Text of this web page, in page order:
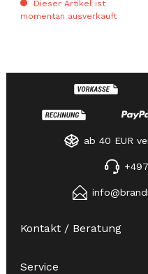
Dieser Artikel ist
momentan ausverkauft
ab 40 EUR
Kontakt / Beratung
Service